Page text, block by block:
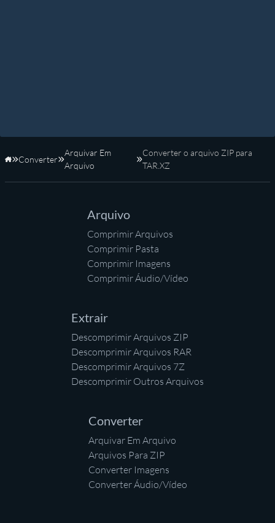
Início
Converter
Arquivar Em
Arquivo
Converter o arquivo ZIP para
TAR.XZ
Arquivo
Comprimir Arquivos
Comprimir Pasta
Comprimir Imagens
Comprimir Áudio/Vídeo
Extrair
Descomprimir Arquivos ZIP
Descomprimir Arquivos RAR
Descomprimir Arquivos 7Z
Descomprimir Outros Arquivos
Converter
Arquivar Em Arquivo
Arquivos Para ZIP
Converter Imagens
Converter Áudio/Vídeo